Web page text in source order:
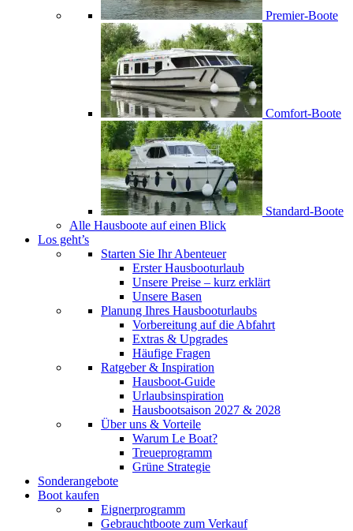
Premier-Boote
Comfort-Boote
Standard-Boote
Alle Hausboote auf einen Blick
Los geht’s
Starten Sie Ihr Abenteuer
Erster Hausbooturlaub
Unsere Preise – kurz erklärt
Unsere Basen
Planung Ihres Hausbooturlaubs
Vorbereitung auf die Abfahrt
Extras & Upgrades
Häufige Fragen
Ratgeber & Inspiration
Hausboot-Guide
Urlaubsinspiration
Hausbootsaison 2027 & 2028
Über uns & Vorteile
Warum Le Boat?
Treueprogramm
Grüne Strategie
Sonderangebote
Boot kaufen
Eignerprogramm
Gebrauchtboote zum Verkauf